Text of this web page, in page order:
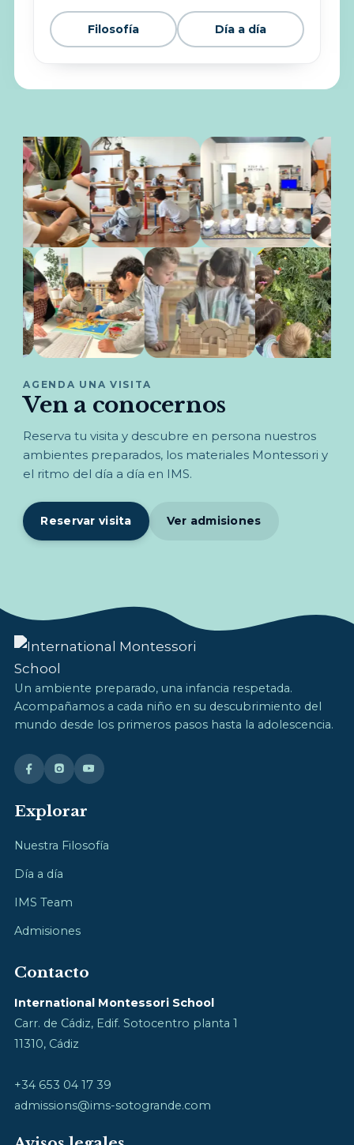
Filosofía Día a día
AGENDA UNA VISITA
Ven a conocernos
Reserva tu visita y descubre en persona nuestros
ambientes preparados, los materiales Montessori y
el ritmo del día a día en IMS.
Reservar visita Ver admisiones
Un ambiente preparado, una infancia respetada.
Acompañamos a cada niño en su descubrimiento del
mundo desde los primeros pasos hasta la adolescencia.
Explorar
Nuestra Filosofía
Día a día
IMS Team
Admisiones
Contacto
International Montessori School
Carr. de Cádiz, Edif. Sotocentro planta 1
11310, Cádiz
+34 653 04 17 39
admissions@ims-sotogrande.com